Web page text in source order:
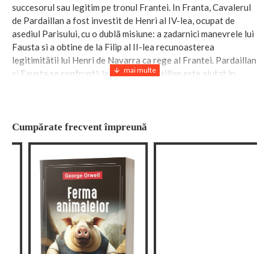
succesorul sau legitim pe tronul Frantei. In Franta, Cavalerul
de Pardaillan a fost investit de Henri al IV-lea, ocupat de
asediul Parisului, cu o dublã misiune: a zadarnici manevrele lui
Fausta si a obtine de la Filip al II-lea recunoasterea
legitimitätii lui Henri de Navarra ca rege al Frantei. Pardaillan
si Fausta se confruntă la Sevilla. Pardaillan este ajutat in
Volumul are 416 pagini.
Cumpărate frecvent împreună